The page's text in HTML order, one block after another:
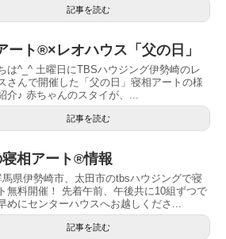
記事を読む
ート®︎×レオハウス「父の日」
は^_^ 土曜日にTBSハウジング伊勢崎のレ
さんで開催した「父の日」寝相アートの様
介♪ 赤ちゃんのスタイが、...
記事を読む
相アート®︎情報
馬県伊勢崎市、太田市のtbsハウジングで寝
無料開催！ 先着午前、午後共に10組ずつで
めにセンターハウスへお越しくださ...
記事を読む